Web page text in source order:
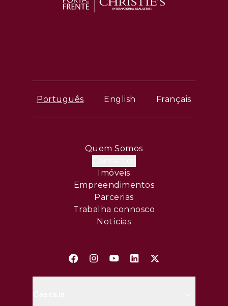
Português English Français
Quem Somos
Imóveis
Empreendimentos
Parcerias
Trabalha connosco
Notícias